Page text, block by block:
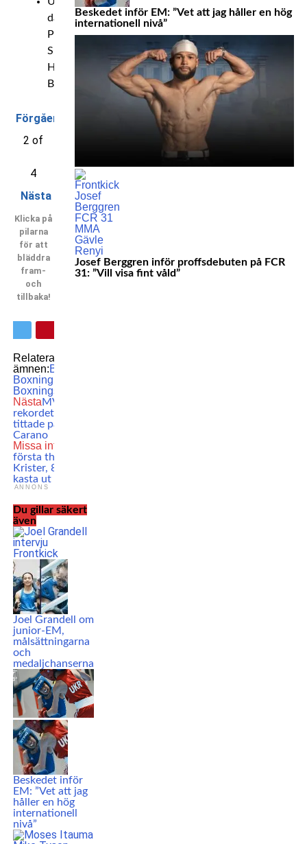
dam:
Paradisia
Smesem,
Hisingens
Boxningsklubb
Förgående
2 of
4
Nästa
Klicka på
pilarna
för att
bläddra
fram-
och
tillbaka!
Relaterade
ämnen:Boxning
Boxning
Boxningsförbundet
NästaMVP slog UFC-
rekordet – så många
tittade på Rousey vs.
Carano
Missa inte
första thaiboxare –
Krister, 81: ”De ville
kasta ut oss”
ANNONS
Du gillar säkert
även
Joel Grandell om
junior-EM,
målsättningarna
och
medaljchanserna
Beskedet inför
EM: ”Vet att jag
håller en hög
internationell
nivå”
Beskedet inför EM: ”Vet att jag håller en hög
internationell nivå”
Josef Berggren inför proffsdebuten på FCR
31: ”Vill visa fint våld”